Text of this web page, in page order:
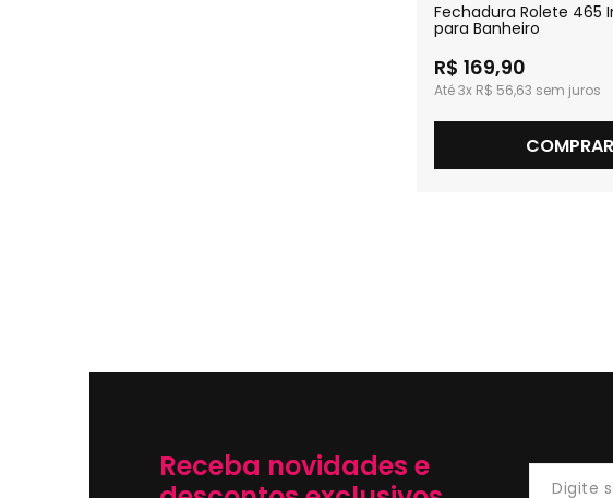
Fechadura Rolete 465
para Banheiro
R$ 169,90
3x R$ 56,63
COMPRAR
Receba novidades e